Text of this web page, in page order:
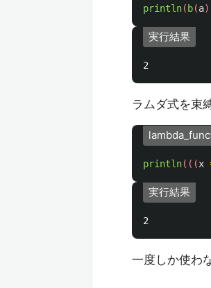
println( b(a
実行結果
ラムダ式を束
println(((x
実行結果
一度しか使わ